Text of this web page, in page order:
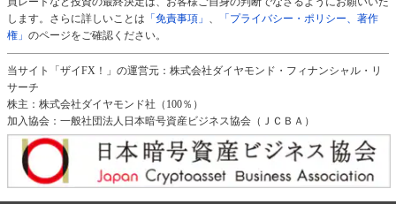
します。さらに詳しいことは 「免責事項」 、
「プライバシー・ポリシー、著作
権」 のページをご確認ください。
当サイト「ザイFX！」の運営元：株式会社ダイヤモンド・フィナンシャル・リ
サーチ
株主：株式会社ダイヤモンド社（100％）
加入協会：一般社団法人日本暗号資産ビジネス協会（ＪＣＢＡ）